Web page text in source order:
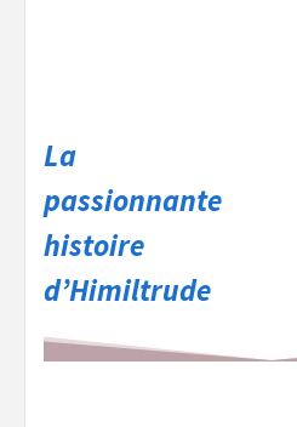
La
passionnante
histoire
d’Himiltrude